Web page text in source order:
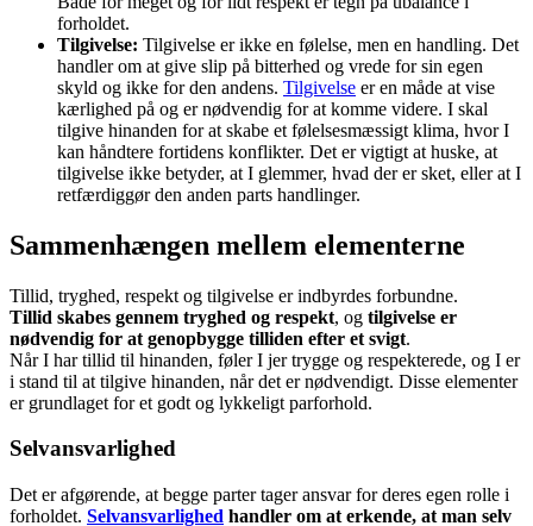
forholdet.
Tilgivelse: Tilgivelse er ikke en følelse, men en handling. Det
handler om at give slip på bitterhed og vrede for sin egen
skyld og ikke for den andens. Tilgivelse er en måde at vise
kærlighed på og er nødvendig for at komme videre. I skal
tilgive hinanden for at skabe et følelsesmæssigt klima, hvor I
kan håndtere fortidens konflikter. Det er vigtigt at huske, at
tilgivelse ikke betyder, at I glemmer, hvad der er sket, eller at I
retfærdiggør den anden parts handlinger.
Sammenhængen mellem elementerne
Tillid, tryghed, respekt og tilgivelse er indbyrdes forbundne.
Tillid skabes gennem tryghed og respekt, og tilgivelse er
nødvendig for at genopbygge tilliden efter et svigt.
Når I har tillid til hinanden, føler I jer trygge og respekterede, og I er
i stand til at tilgive hinanden, når det er nødvendigt. Disse elementer
er grundlaget for et godt og lykkeligt parforhold.
Selvansvarlighed
Det er afgørende, at begge parter tager ansvar for deres egen rolle i
forholdet. Selvansvarlighed handler om at erkende, at man selv